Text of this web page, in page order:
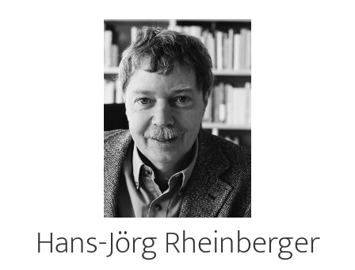
Hans-Jörg Rheinberger